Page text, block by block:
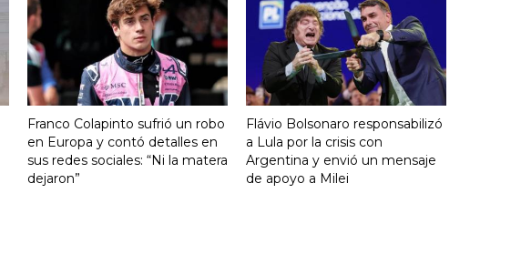
Franco Colapinto sufrió un robo
en Europa y contó detalles en
sus redes sociales: “Ni la matera
dejaron”
Flávio Bolsonaro responsabilizó
a Lula por la crisis con
Argentina y envió un mensaje
de apoyo a Milei